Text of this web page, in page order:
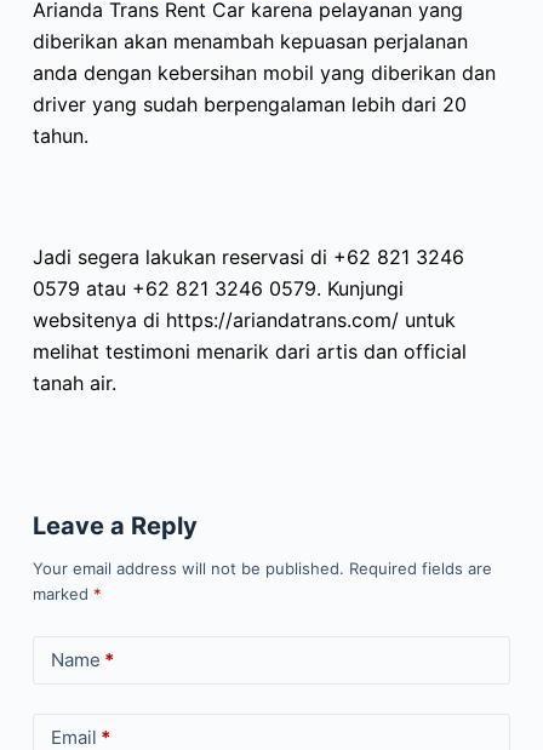
Arianda Trans Rent Car karena pelayanan yang
diberikan akan menambah kepuasan perjalanan
anda dengan kebersihan mobil yang diberikan dan
driver yang sudah berpengalaman lebih dari 20
tahun.
Jadi segera lakukan reservasi di +62 821 3246
0579 atau +62 821 3246 0579. Kunjungi
websitenya di https://ariandatrans.com/ untuk
melihat testimoni menarik dari artis dan official
tanah air.
Leave a Reply
Your email address will not be published. Required fields are
marked *
Name *
Email *